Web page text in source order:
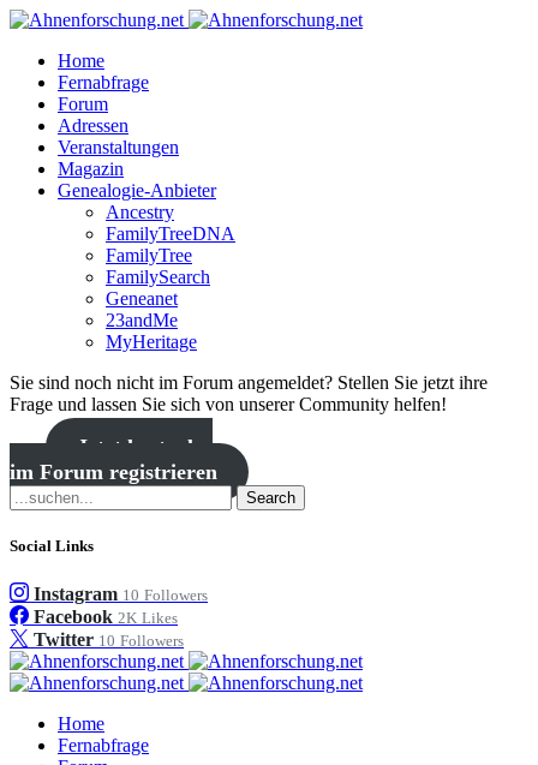
Home
Fernabfrage
Forum
Adressen
Veranstaltungen
Magazin
Genealogie-Anbieter
Ancestry
FamilyTreeDNA
FamilyTree
FamilySearch
Geneanet
23andMe
MyHeritage
Sie sind noch nicht im Forum angemeldet? Stellen Sie jetzt ihre
Frage und lassen Sie sich von unserer Community helfen!
Jetzt kostenlos
im Forum registrieren
Search
Social Links
Instagram 10 Followers
Facebook 2K Likes
Twitter 10 Followers
Home
Fernabfrage